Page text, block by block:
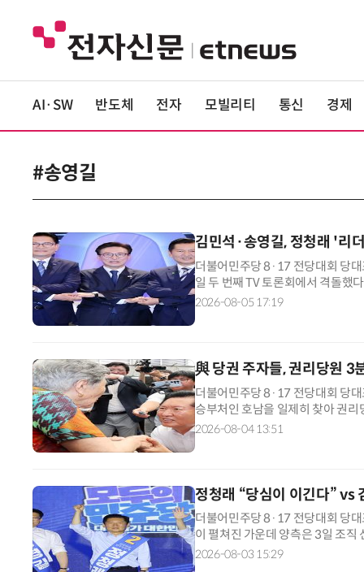
AI·SW 반도체 전자 모빌리티 통신 경제
#송영길
김민석·송영길, 정청래 '리
더불어민주당 8·17 전당대회 당
일 두 번째 TV 토론회에서 격돌했
집중 비판한 반면, 정 후보는 두 후
2026-08-05 17:19
與 당권 주자들, 권리당원 3
더불어민주당 8·17 전당대회 당
승부처인 호남을 일제히 찾아 권
이 사실상 당권 향배를 좌우할 것
2026-08-04 13:51
정청래 “당심이 이긴다” vs
더불어민주당 8·17 전당대회 당
이 펼쳐진 가운데 양측은 3일 조직
날 일부 민주당 의원들이 김 후보
2026-08-03 15:29